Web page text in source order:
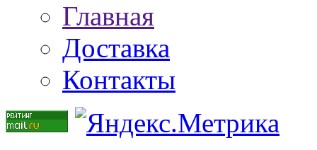
Главная
Доставка
Контакты